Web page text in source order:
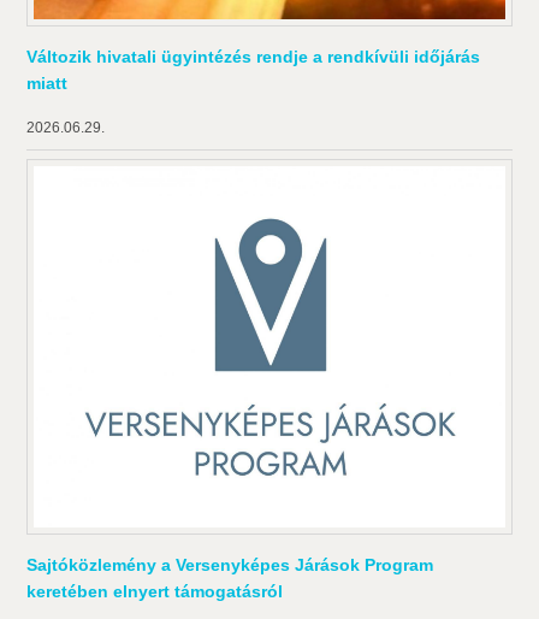
Változik hivatali ügyintézés rendje a rendkívüli időjárás
miatt
2026.06.29.
Sajtóközlemény a Versenyképes Járások Program
keretében elnyert támogatásról